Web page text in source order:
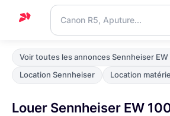
Accueil
Support
Voir toutes les annonces Sennheiser EW
Location Sennheiser
Location
Louer Sennheiser EW